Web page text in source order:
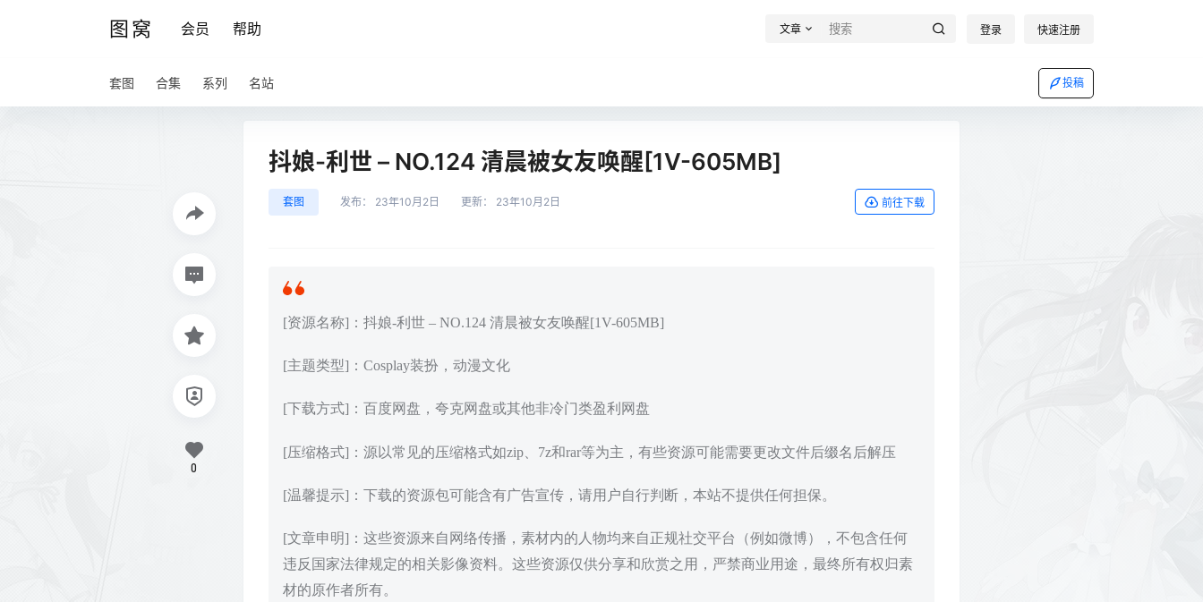
图窝 会员 帮助 文章 登录 快速注册
套图 合集 系列 名站 投稿
抖娘-利世 – NO.124 清晨被女友唤醒[1V-605MB]
套图 发布： 23年10月2日 更新： 23年10月2日 前往下载
[资源名称]：抖娘-利世 – NO.124 清晨被女友唤醒[1V-605MB]
[主题类型]：Cosplay装扮，动漫文化
[下载方式]：百度网盘，夸克网盘或其他非冷门类盈利网盘
[压缩格式]：源以常见的压缩格式如zip、7z和rar等为主，有些资源可能需要更改文件后缀名后解压
[温馨提示]：下载的资源包可能含有广告宣传，请用户自行判断，本站不提供任何担保。
[文章申明]：这些资源来自网络传播，素材内的人物均来自正规社交平台（例如微博），不包含任何
违反国家法律规定的相关影像资料。这些资源仅供分享和欣赏之用，严禁商业用途，最终所有权归素
材的原作者所有。
0